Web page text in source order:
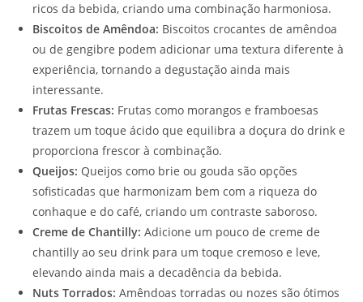
ricos da bebida, criando uma combinação harmoniosa.
Biscoitos de Amêndoa: Biscoitos crocantes de amêndoa
ou de gengibre podem adicionar uma textura diferente à
experiência, tornando a degustação ainda mais
interessante.
Frutas Frescas: Frutas como morangos e framboesas
trazem um toque ácido que equilibra a doçura do drink e
proporciona frescor à combinação.
Queijos: Queijos como brie ou gouda são opções
sofisticadas que harmonizam bem com a riqueza do
conhaque e do café, criando um contraste saboroso.
Creme de Chantilly: Adicione um pouco de creme de
chantilly ao seu drink para um toque cremoso e leve,
elevando ainda mais a decadência da bebida.
Nuts Torrados: Amêndoas torradas ou nozes são ótimos